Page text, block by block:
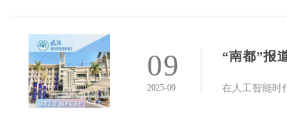
09
2025-09